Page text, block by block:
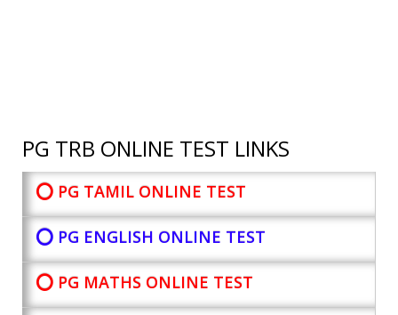
PG TRB ONLINE TEST LINKS
⭕ PG TAMIL ONLINE TEST
⭕ PG ENGLISH ONLINE TEST
⭕ PG MATHS ONLINE TEST